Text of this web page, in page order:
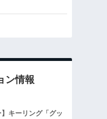
ン情報
】キーリング「グッ